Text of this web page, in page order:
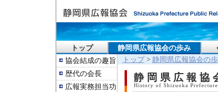
トップ 静岡県広報協会の歩み
協会結成の趣旨
歴代の会長
広報実務担当功
トップ> 静岡県広報協会の
静岡県広報協
History of Shizuoka